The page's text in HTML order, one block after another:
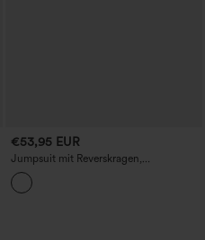
€53,95 EUR
Jumpsuit mit Reverskragen,
Reißverschluss, langen Ärmeln und
Taschen – Easy Peezy